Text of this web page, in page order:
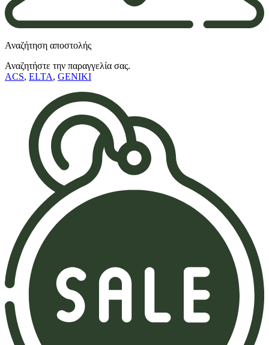
Αναζήτηση αποστολής
Αναζητήστε την παραγγελία σας.
ACS, ELTA, GENIKI